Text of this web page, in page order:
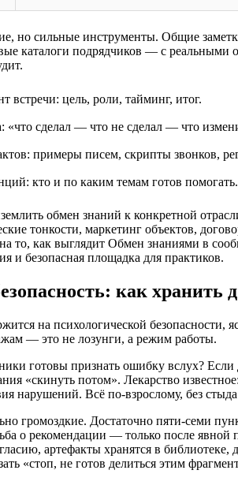
но сильные инструменты. Общие
каталоги подрядчиков — с реальными
встречи: цель, роли, тайминг, итог.
«что сделал — что не сделал — что
примеры писем, скрипты звонков,
кто и по каким темам готов помогать.
обмен знаний к конкретной
тонкости, маркетинг объектов,
то, как выглядит Обмен знаниями в
и безопасная площадка для практиков.
как хранить
на психологической
— это не лозунги, а режим работы.
готовы признать ошибку вслух?
«скинуть потом». Лекарство
нарушений. Всё по‑взрослому, без
громоздкие. Достаточно пяти‑семи
о рекомендации — только после
артефакты хранятся в
«стоп, не готов делиться этим